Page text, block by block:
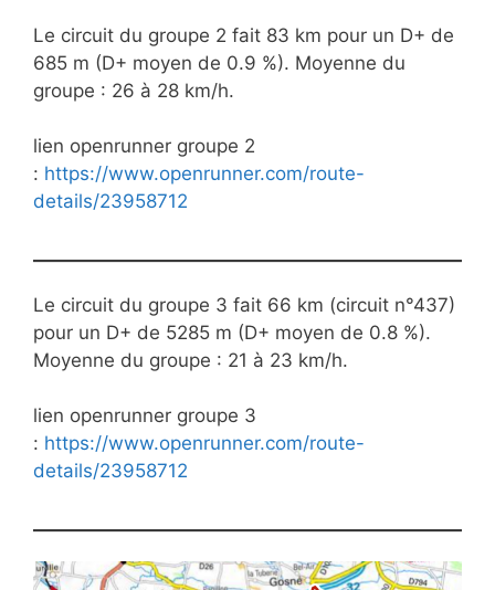
Le circuit du groupe 2 fait 83 km pour un D+ de
685 m (D+ moyen de 0.9 %). Moyenne du
groupe : 26 à 28 km/h.
lien openrunner groupe 2
: https://www.openrunner.com/route-
details/23958712
Le circuit du groupe 3 fait 66 km (circuit n°437)
pour un D+ de 5285 m (D+ moyen de 0.8 %).
Moyenne du groupe : 21 à 23 km/h.
lien openrunner groupe 3
: https://www.openrunner.com/route-
details/23958712